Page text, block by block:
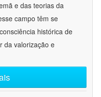
e das teorias da
campo têm se
histórica de
da valorização e